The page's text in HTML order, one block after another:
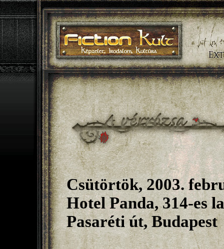
Csütörtök, 2003.
Hotel Panda, 314-es
Pasaréti út, Budapest